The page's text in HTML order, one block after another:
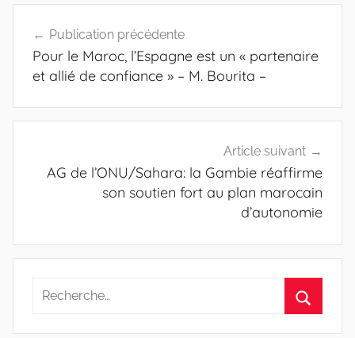
de
l’article
Publication précédente
Pour le Maroc, l’Espagne est un « partenaire
et allié de confiance » – M. Bourita –
Article suivant
AG de l’ONU/Sahara: la Gambie réaffirme
son soutien fort au plan marocain
d’autonomie
Recherche
: